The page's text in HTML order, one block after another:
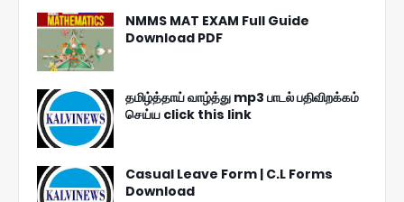
NMMS MAT EXAM Full Guide
Download PDF
தமிழ்த்தாய் வாழ்த்து mp3 பாடல் பதிவிறக்கம்
செய்ய click this link
Casual Leave Form | C.L Forms
Download